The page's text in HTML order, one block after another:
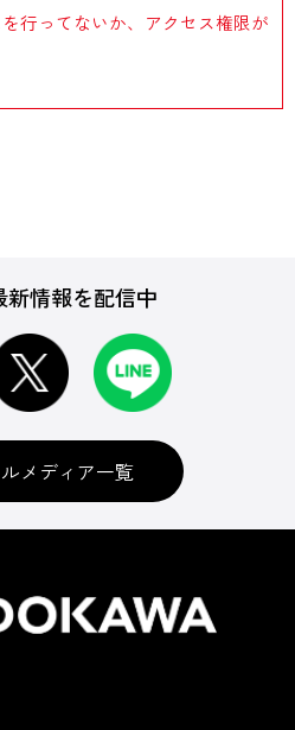
行ってないか、アクセス権限が
新情報を配信中
メディア一覧